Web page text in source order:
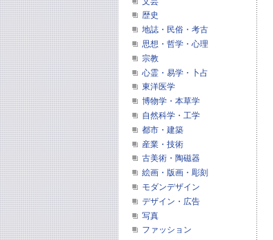
歴史
地誌・民俗・考古
思想・哲学・心理
宗教
心霊・易学・卜占
東洋医学
博物学・本草学
自然科学・工学
都市・建築
産業・技術
古美術・陶磁器
絵画・版画・彫刻
モダンデザイン
デザイン・広告
写真
ファッション